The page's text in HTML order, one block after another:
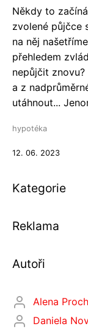
Někdy to
zvolené půjčce
na něj
přehledem
nepůjčit
a z
utáhnout...
hypotéka
12. 06. 2023
Kategorie
Reklama
Autoři
Alena
Daniela